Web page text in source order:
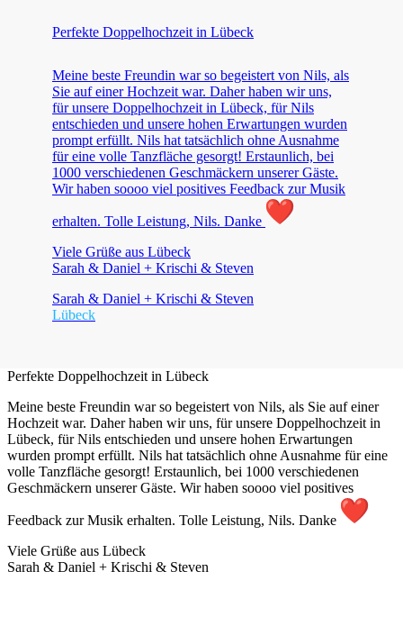
Perfekte Doppelhochzeit in Lübeck
Meine beste Freundin war so begeistert von Nils, als
Sie auf einer Hochzeit war. Daher haben wir uns,
für unsere Doppelhochzeit in Lübeck, für Nils
entschieden und unsere hohen Erwartungen wurden
prompt erfüllt. Nils hat tatsächlich ohne Ausnahme
für eine volle Tanzfläche gesorgt! Erstaunlich, bei
1000 verschiedenen Geschmäckern unserer Gäste.
Wir haben soooo viel positives Feedback zur Musik
erhalten. Tolle Leistung, Nils. Danke
Viele Grüße aus Lübeck
Sarah & Daniel + Krischi & Steven
Sarah & Daniel + Krischi & Steven
Lübeck
Perfekte Doppelhochzeit in Lübeck
Meine beste Freundin war so begeistert von Nils, als Sie auf einer
Hochzeit war. Daher haben wir uns, für unsere Doppelhochzeit in
Lübeck, für Nils entschieden und unsere hohen Erwartungen
wurden prompt erfüllt. Nils hat tatsächlich ohne Ausnahme für eine
volle Tanzfläche gesorgt! Erstaunlich, bei 1000 verschiedenen
Geschmäckern unserer Gäste. Wir haben soooo viel positives
Feedback zur Musik erhalten. Tolle Leistung, Nils. Danke
Viele Grüße aus Lübeck
Sarah & Daniel + Krischi & Steven